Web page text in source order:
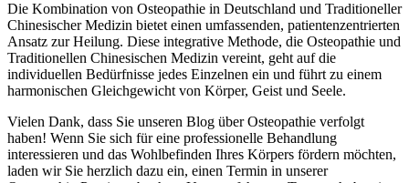
Die Kombination von Osteopathie in Deutschland und Traditioneller
Chinesischer Medizin bietet einen umfassenden, patientenzentrierten
Ansatz zur Heilung. Diese integrative Methode, die Osteopathie und
Traditionellen Chinesischen Medizin vereint, geht auf die
individuellen Bedürfnisse jedes Einzelnen ein und führt zu einem
harmonischen Gleichgewicht von Körper, Geist und Seele.
Vielen Dank, dass Sie unseren Blog über Osteopathie verfolgt
haben! Wenn Sie sich für eine professionelle Behandlung
interessieren und das Wohlbefinden Ihres Körpers fördern möchten,
laden wir Sie herzlich dazu ein, einen Termin in unserer